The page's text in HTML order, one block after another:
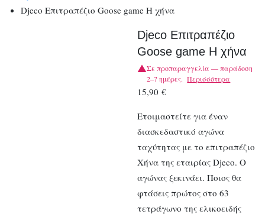
Djeco Επιτραπέζιο Goose game Η χήνα
Djeco Επιτραπέζιο
Goose game Η χήνα
Σε προπαραγγελία — παράδοση
2–7 ημέρες. Περισσότερα
15,90€
Ετοιμαστείτε για έναν
διασκεδαστικό αγώνα
ταχύτητας με το επιτραπέζιο
Χήνα της εταιρίας Djeco. Ο
αγώνας ξεκινάει. Ποιος θα
φτάσεις πρώτος στο 63
τετράγωνο της ελικοειδής